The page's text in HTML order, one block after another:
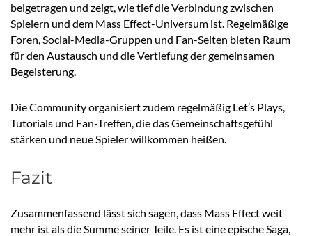
beigetragen und zeigt, wie tief die Verbindung zwischen
Spielern und dem Mass Effect-Universum ist. Regelmäßige
Foren, Social-Media-Gruppen und Fan-Seiten bieten Raum
für den Austausch und die Vertiefung der gemeinsamen
Begeisterung.
Die Community organisiert zudem regelmäßig Let’s Plays,
Tutorials und Fan-Treffen, die das Gemeinschaftsgefühl
stärken und neue Spieler willkommen heißen.
Fazit
Zusammenfassend lässt sich sagen, dass Mass Effect weit
mehr ist als die Summe seiner Teile. Es ist eine epische Saga,